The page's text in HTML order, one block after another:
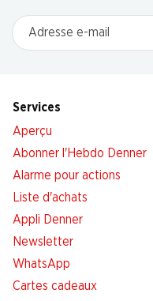
Adresse e-mail
Services
Aperçu
Abonner l'Hebdo Denner
Alarme pour actions
Liste d'achats
Appli Denner
Newsletter
WhatsApp
Cartes cadeaux